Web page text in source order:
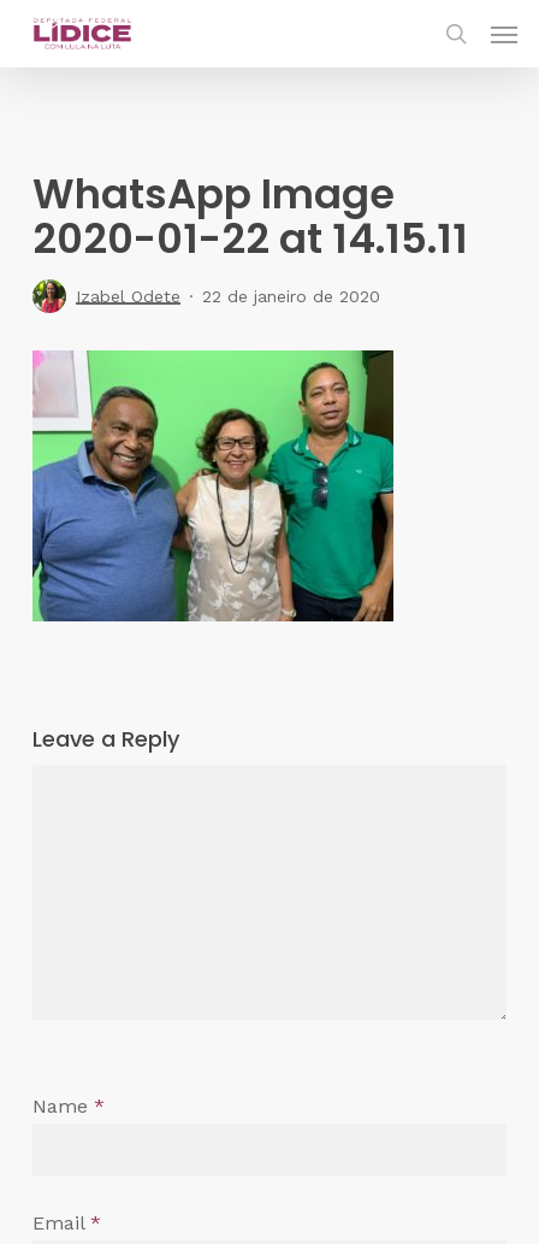
Skip
WhatsApp Image
2020-01-22 at 14.15.11
Izabel Odete 22 de janeiro de 2020
Leave a Reply
Name *
Email *